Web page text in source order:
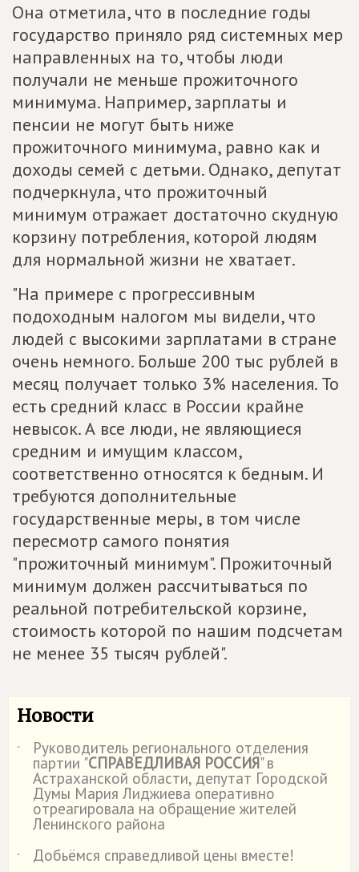
Она отметила, что в последние годы
государство приняло ряд системных мер
направленных на то, чтобы люди
получали не меньше прожиточного
минимума. Например, зарплаты и
пенсии не могут быть ниже
прожиточного минимума, равно как и
доходы семей с детьми. Однако, депутат
подчеркнула, что прожиточный
минимум отражает достаточно скудную
корзину потребления, которой людям
для нормальной жизни не хватает.
"На примере с прогрессивным
подоходным налогом мы видели, что
людей с высокими зарплатами в стране
очень немного. Больше 200 тыс рублей в
месяц получает только 3% населения. То
есть средний класс в России крайне
невысок. А все люди, не являющиеся
средним и имущим классом,
соответственно относятся к бедным. И
требуются дополнительные
государственные меры, в том числе
пересмотр самого понятия
"прожиточный минимум". Прожиточный
минимум должен рассчитываться по
реальной потребительской корзине,
стоимость которой по нашим подсчетам
не менее 35 тысяч рублей".
Новости
˙ Руководитель регионального отделения
партии "СПРАВЕДЛИВАЯ РОССИЯ" в
Астраханской области, депутат Городской
Думы Мария Лиджиева оперативно
отреагировала на обращение жителей
Ленинского района
˙
Добьёмся справедливой цены вместе!